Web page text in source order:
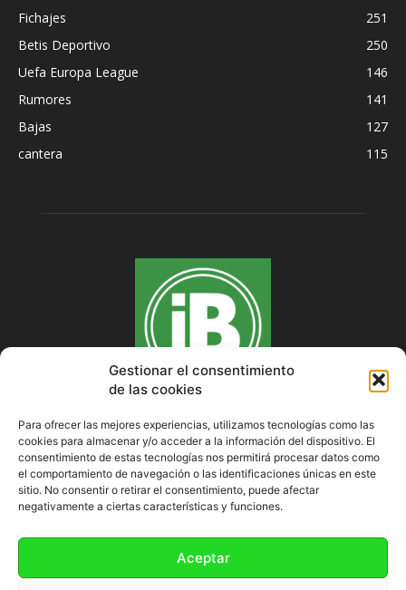
Gestionar el consentimiento
de las cookies
Para ofrecer las mejores experiencias, utilizamos tecnologías como las
cookies para almacenar y/o acceder a la información del dispositivo. El
consentimiento de estas tecnologías nos permitirá procesar datos como
el comportamiento de navegación o las identificaciones únicas en este
sitio. No consentir o retirar el consentimiento, puede afectar
negativamente a ciertas características y funciones.
Aceptar
Fichajes
251
Betis Deportivo
250
Uefa Europa League
146
Rumores
141
Bajas
127
cantera
115
SOBRE NOSOTROS